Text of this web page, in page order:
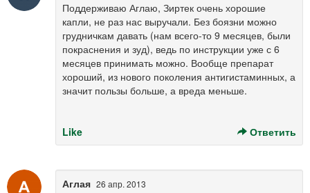
Поддерживаю Аглаю, Зиртек очень хорошие
капли, не раз нас выручали. Без боязни можно
грудничкам давать (нам всего-то 9 месяцев, были
покраснения и зуд), ведь по инструкции уже с 6
месяцев принимать можно. Вообще препарат
хороший, из нового поколения антигистаминных, а
значит пользы больше, а вреда меньше.
Like Ответить
Аглая 26 апр. 2013